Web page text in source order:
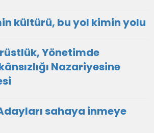
kültürü, bu yol kimin yolu
Yönetimde
Nazariyesine
sahaya inmeye